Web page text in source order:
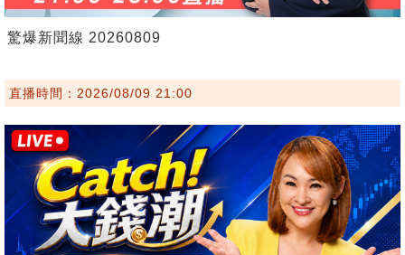
驚爆新聞線 20260809
直播時間：2026/08/09 21:00